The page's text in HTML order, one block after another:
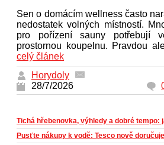
Sen o domácím wellness často
nedostatek volných místností.
pro pořízení sauny potřebují
prostornou koupelnu. Pravdou
celý článek
Horydoly
28/7/2026
Tichá hřebenovka, výhledy a dobré tempo:
Pusťte nákupy k vodě: Tesco nově